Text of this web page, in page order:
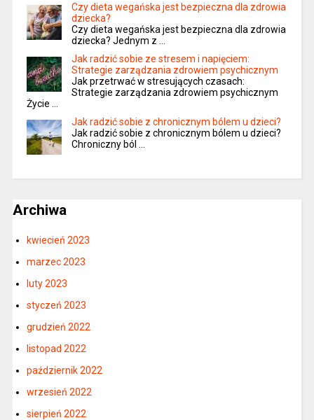
Czy dieta wegańska jest bezpieczna dla zdrowia
dziecka?
Czy dieta wegańska jest bezpieczna dla zdrowia
dziecka? Jednym z …
Jak radzić sobie ze stresem i napięciem:
Strategie zarządzania zdrowiem psychicznym
Jak przetrwać w stresujących czasach:
Strategie zarządzania zdrowiem psychicznym
Życie …
Jak radzić sobie z chronicznym bólem u dzieci?
Jak radzić sobie z chronicznym bólem u dzieci?
Chroniczny ból …
Archiwa
kwiecień 2023
marzec 2023
luty 2023
styczeń 2023
grudzień 2022
listopad 2022
październik 2022
wrzesień 2022
sierpień 2022